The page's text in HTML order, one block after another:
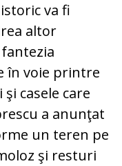
va fi
altor
în voie printre
casele care
a anunţat
un teren pe
şi resturi